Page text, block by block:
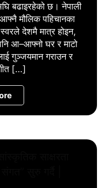
बढाइरहेको छ। नेपाली
मौलिक पहिचानका
देशमै मात्र होइन,
आ–आफ्नो घर र माटो
गुञ्जयमान गराउन र
[…]